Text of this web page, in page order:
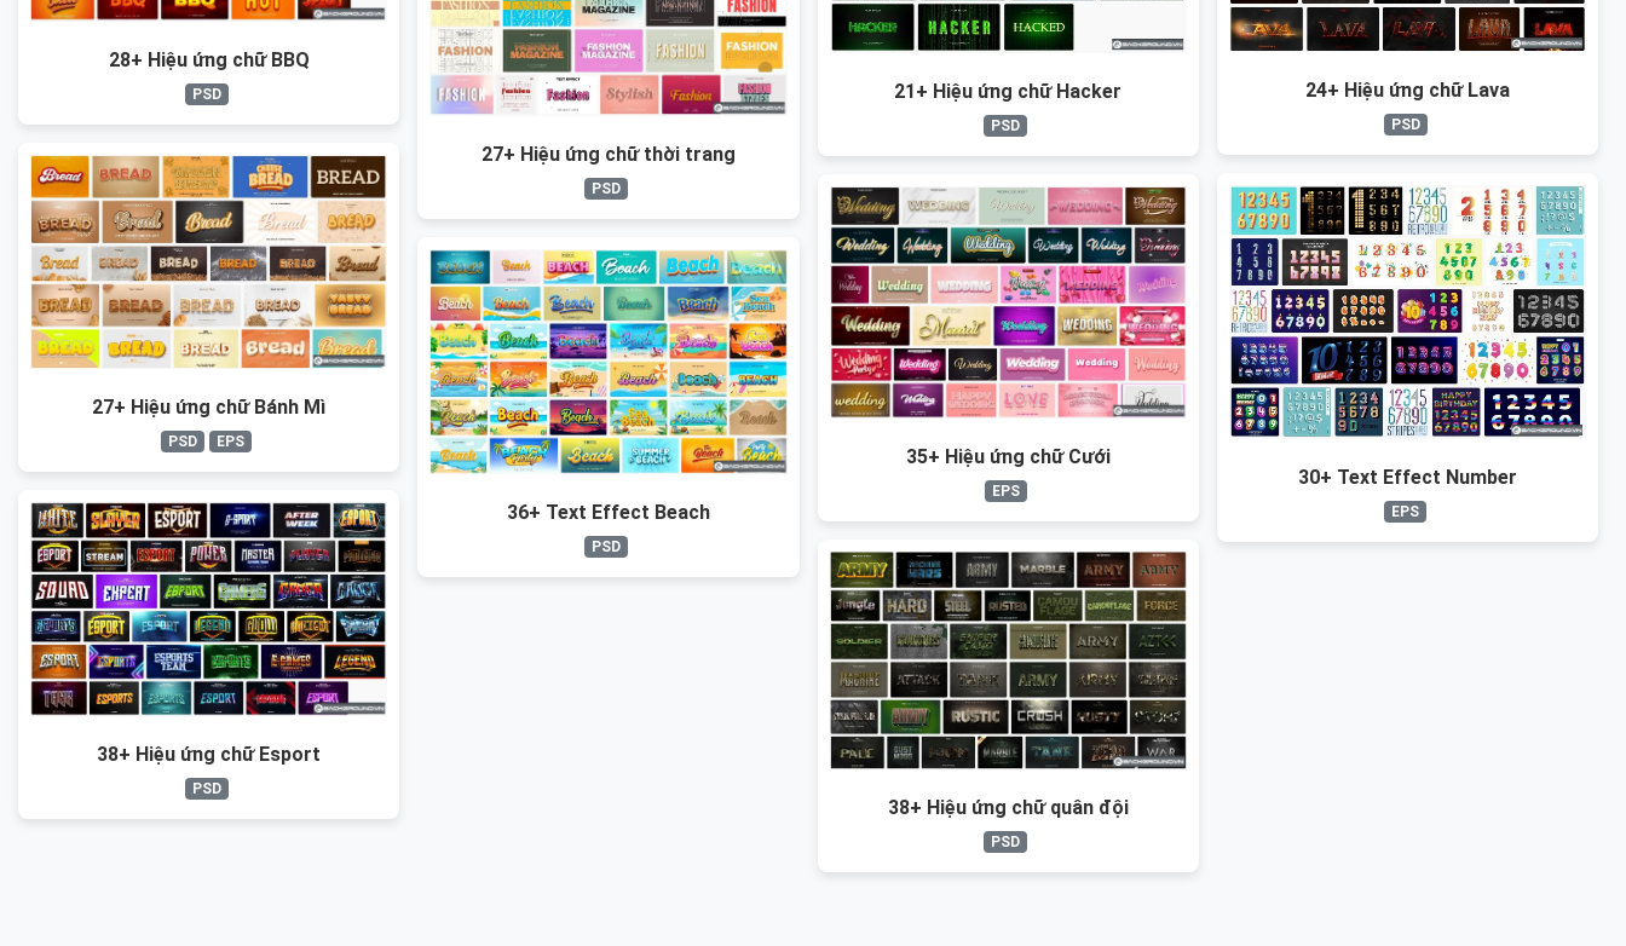
21+ Hiệu ứng chữ Hacker
PSD
24+ Hiệu ứng chữ Lava
PSD
28+ Hiệu ứng chữ BBQ
PSD
27+ Hiệu ứng chữ thời trang
PSD
27+ Hiệu ứng chữ Bánh Mì
PSD EPS
30+ Text Effect Number
EPS
35+ Hiệu ứng chữ Cưới
EPS
36+ Text Effect Beach
PSD
38+ Hiệu ứng chữ Esport
PSD
38+ Hiệu ứng chữ quân đội
PSD